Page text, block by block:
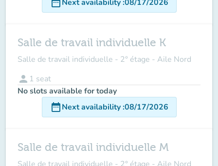
Next availability:08/17/2026
Salle de travail individuelle K
Salle de travail individuelle - 2° étage - Aile Nord
person 1 seat
No slots available for today
date_rangeNext availability:08/17/2026
Salle de travail individuelle M